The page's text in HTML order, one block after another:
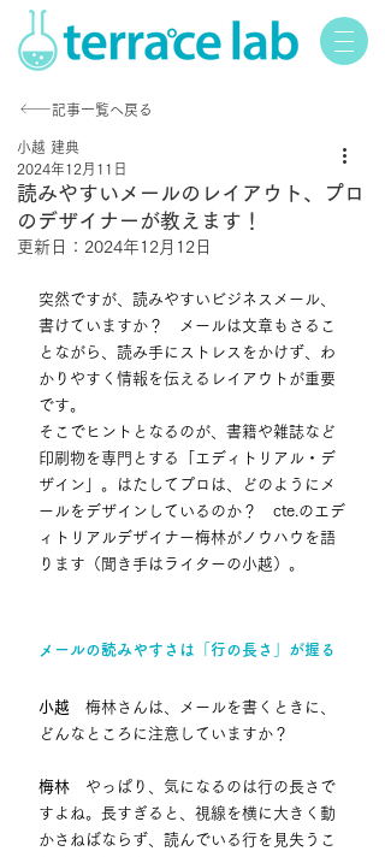
記事一覧へ戻る
読みやすいメールのレイアウト、プロ
のデザイナーが教えます！
小越 建典
2024年12月11日
更新日： 2024年12月12日
突然ですが、読みやすいビジネスメール、
書けていますか？　メールは文章もさるこ
とながら、読み手にストレスをかけず、わ
かりやすく情報を伝えるレイアウトが重要
です。
そこでヒントとなるのが、書籍や雑誌など
印刷物を専門とする「エディトリアル・デ
ザイン」。はたしてプロは、どのようにメ
ールをデザインしているのか？　cte.のエデ
ィトリアルデザイナー梅林がノウハウを語
ります（聞き手はライターの小越）。
メールの読みやすさは「行の長さ」が握る
小越 梅林さんは、メールを書くときに、
どんなところに注意していますか？
梅林 やっぱり、気になるのは行の長さで
すよね。長すぎると、視線を横に大きく動
かさねばならず、読んでいる行を見失うこ